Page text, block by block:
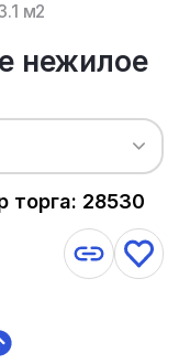
м2
нежилое
торга: 28530